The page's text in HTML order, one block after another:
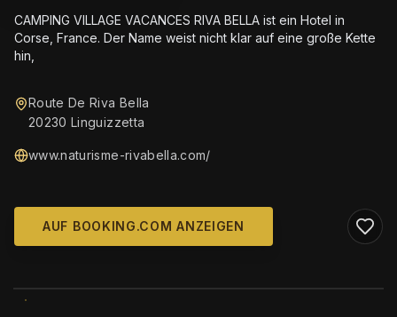
CAMPING VILLAGE VACANCES RIVA BELLA ist ein Hotel in
Corse, France. Der Name weist nicht klar auf eine große Kette
hin,
Route De Riva Bella
20230 Linguizzetta
www.naturisme-rivabella.com/
AUF BOOKING.COM ANZEIGEN